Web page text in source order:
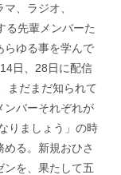
、ラジオ、
る先輩メンバーた
らゆる事を学んで
日、28日に配信
まだまだ知られて
ンバーそれぞれが
りましょう」の時
る。新規おひさ
ンを、果たして五